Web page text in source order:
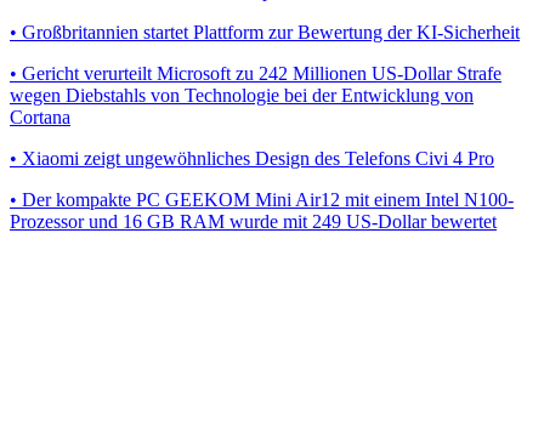
• Großbritannien startet Plattform zur Bewertung der KI-Sicherheit
• Gericht verurteilt Microsoft zu 242 Millionen US-Dollar Strafe
wegen Diebstahls von Technologie bei der Entwicklung von
Cortana
• Xiaomi zeigt ungewöhnliches Design des Telefons Civi 4 Pro
• Der kompakte PC GEEKOM Mini Air12 mit einem Intel N100-
Prozessor und 16 GB RAM wurde mit 249 US-Dollar bewertet